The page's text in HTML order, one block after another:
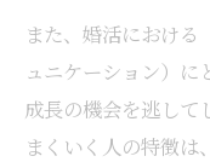
また、婚活における
ュニケーション）に
成長の機会を逃して
まくいく人の特徴は